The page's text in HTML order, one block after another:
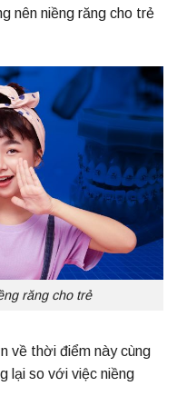
nên niềng răng cho trẻ
răng cho trẻ
về thời điểm này cùng
lại so với việc niềng